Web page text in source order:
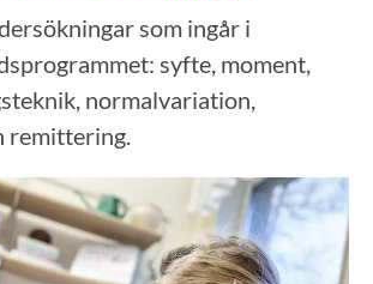
som ingår i
syfte, moment,
normalvariation,
remittering.